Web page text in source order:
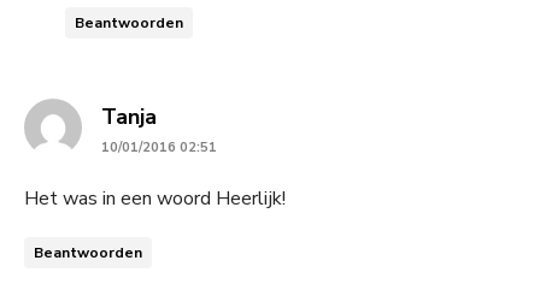
Beantwoorden
Tanja
10/01/2016 02:51
Het was in een woord Heerlijk!
Beantwoorden